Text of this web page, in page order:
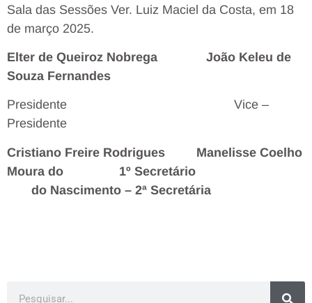
Sala das Sessões Ver. Luiz Maciel da Costa, em 18
de março 2025.
Elter de Queiroz Nobrega João Keleu de
Souza Fernandes
Presidente
Vice –
Presidente
Cristiano Freire Rodrigues Manelisse Coelho
Moura do 1º Secretário
do Nascimento – 2ª Secretária